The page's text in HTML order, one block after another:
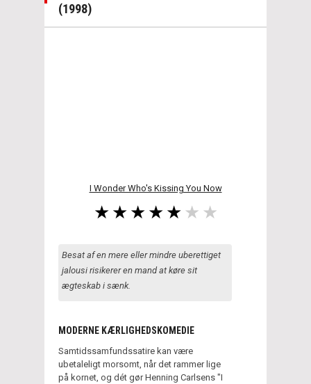
(1998)
I Wonder Who's Kissing You Now
Besat af en mere eller mindre uberettiget
jalousi risikerer en mand at køre sit
ægteskab i sænk.
MODERNE KÆRLIGHEDSKOMEDIE
Samtidssamfundssatire kan være
ubetaleligt morsomt, når det rammer lige
på kornet, og dét gør Henning Carlsens "I